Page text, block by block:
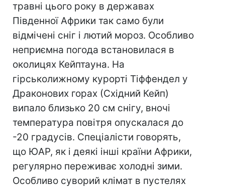
травні цього року в державах
Південної Африки так само були
відмічені сніг і лютий мороз. Особливо
неприємна погода встановилася в
околицях Кейптауна. На
гірськолижному курорті Тіффендел у
Драконових горах (Східний Кейп)
випало близько 20 см снігу, вночі
температура повітря опускалася до
-20 градусів. Спеціалісти говорять,
що ЮАР, як і деякі інші країни Африки,
регулярно переживає холодні зими.
Особливо суворий клімат в пустелях